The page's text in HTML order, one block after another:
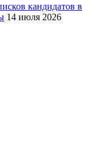
кандидатов в
14 июля 2026